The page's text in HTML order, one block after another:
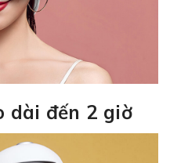
dài đến 2 giờ